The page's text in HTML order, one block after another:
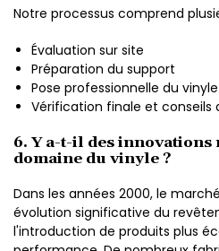
Notre processus comprend
Évaluation sur site
Préparation du support
Pose professionnelle du vinyle
Vérification finale et conseils
6. Y a-t-il des innovations
domaine du vinyle ?
Dans les années 2000, le
évolution significative du
l'introduction de produits plus